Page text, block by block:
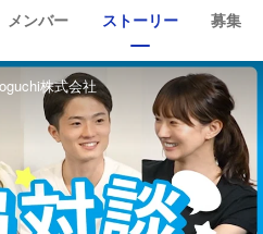
メンバー ストーリー 募集
株式会社